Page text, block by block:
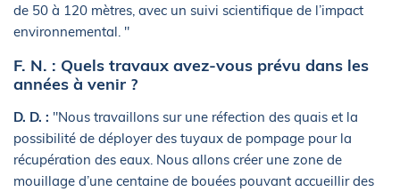
de 50 à 120 mètres, avec un suivi scientifique de l’impact
environnemental. "
F. N. : Quels travaux avez-vous prévu dans les
années à venir ?
D. D. : "Nous travaillons sur une réfection des quais et la
possibilité de déployer des tuyaux de pompage pour la
récupération des eaux. Nous allons créer une zone de
mouillage d’une centaine de bouées pouvant accueillir des